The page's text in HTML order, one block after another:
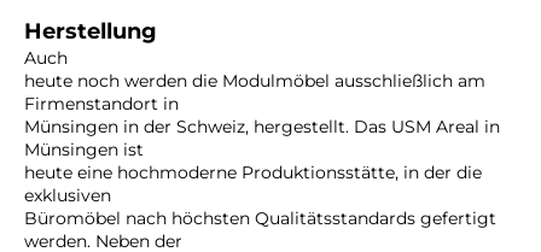
Herstellung
Auch
heute noch werden die Modulmöbel ausschließlich am
Firmenstandort in
Münsingen in der Schweiz, hergestellt. Das USM Areal in
Münsingen ist
heute eine hochmoderne Produktionsstätte, in der die
exklusiven
Büromöbel nach höchsten Qualitätsstandards gefertigt
werden. Neben der